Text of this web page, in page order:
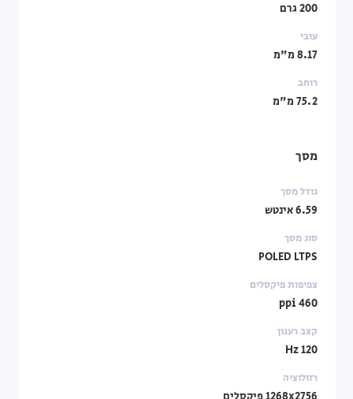
200 גרם
עובי
8.17 מ"מ
רוחב
75.2 מ"מ
מסך
גודל מסך
6.59 אינטש
סוג מסך
POLED LTPS
צפיפות פיקסלים
460 ppi
קצב רענון
120 Hz
רזולוציה